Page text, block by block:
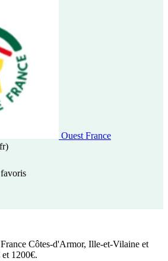
Ouest France
Côtes-d'Armor, Ille-et-Vilaine et
1200€.